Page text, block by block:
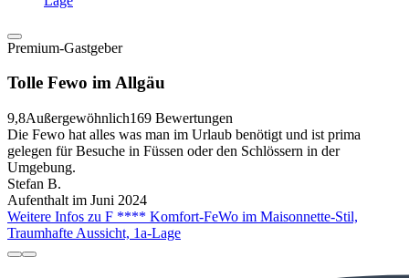
Premium-Gastgeber
Tolle Fewo im Allgäu
9,8Außergewöhnlich169 Bewertungen
Die Fewo hat alles was man im Urlaub benötigt und ist prima
gelegen für Besuche in Füssen oder den Schlössern in der
Umgebung.
Stefan B.
Aufenthalt im Juni 2024
Weitere Infos zu F **** Komfort-FeWo im Maisonnette-Stil,
Traumhafte Aussicht, 1a-Lage